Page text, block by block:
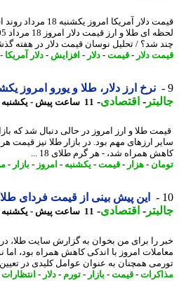
قیمت دلار آمریکا امروز
شد؟ / تحلیل نوسان قیمت دلار در هفته گذشته؛
دلار-قیمت-دلار-افزایش -دلار آمریکا-
نرخ ارز دلار، طلا و یورو امروز یکشنبه 18 مرداد1405
-اقتصادی-11 ساعت پیش - یکشنبه 18 مرداد 1405، 20:12
طلا و ارز امروز در حالی دنبال شد که بازار
همراه شد، - هر گرم طلای 18 ...
-هزار - قیمت-یکشنبه-امروز- بازار - مرداد
این پیش بینی از قیمت فردای طلا و
-اقتصادی-11 ساعت پیش - یکشنبه 18 مرداد 1405، 19:52
را برای من بخوان به گزارش سایت طلا، در
امروز با اندکی کاهش همراه بود، اما
همچنان به عنوان عوامل کلیدی در تعیین ...
- قیمت-بازار - تورم-دلار-انتظارات-